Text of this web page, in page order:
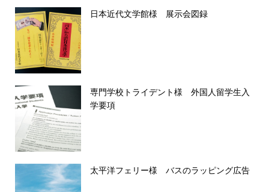
日本近代文学館様 展示会図録
専門学校トライデント様 外国人留学生入
学要項
太平洋フェリー様 バスのラッピング広告